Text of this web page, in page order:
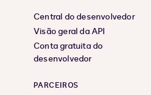
Central do desenvolvedor
Visão geral da API
Conta gratuita do
desenvolvedor
PARCEIROS